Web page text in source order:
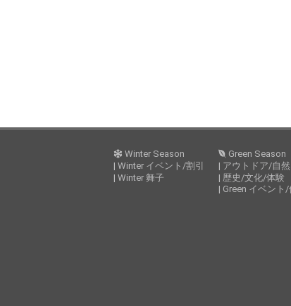
Winter Season
| Winter イベント/割引
| Winter 舞子
Green Season
| アウトドア/自然
| 歴史/文化/体験
| Green イベント/